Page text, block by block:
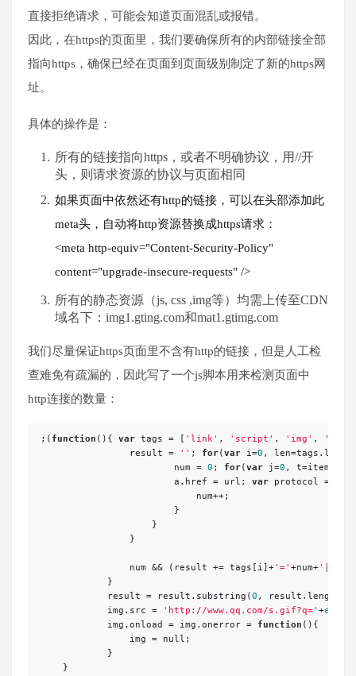
直接拒绝请求，可能会知道页面混乱或报错。
因此，在https的页面里，我们要确保所有的内部链接全部
指向https，确保已经在页面到页面级别制定了新的https网
址。
具体的操作是：
所有的链接指向https，或者不明确协议，用//开
头，则请求资源的协议与页面相同
如果页面中依然还有http的链接，可以在头部添加此
meta头，自动将http资源替换成https请求：
<meta http-equiv="Content-Security-Policy"
content="upgrade-insecure-requests" />
所有的静态资源（js, css ,img等）均需上传至CDN
域名下：img1.gting.com和mat1.gtimg.com
我们尽量保证https页面里不含有http的链接，但是人工检
查难免有疏漏的，因此写了一个js脚本用来检测页面中
http连接的数量：
;( function ( ) { var tags = [ 'link' , 'script' , 'img' ,
    		result =
'' ; for( var i=0 ,
	        	num =
0 ; for( var j=0 ,
	                a.href = url;
var protocol =
	        num && (result += tags[i]+
'=' +num+'|'
	    result = result.substring(
0 , result.length-
	    img.src =
'http://www.qq.com/s.gif?q=' +
	    img.onload = img.onerror =
function ( ) {
	    	img =
null ;
    }